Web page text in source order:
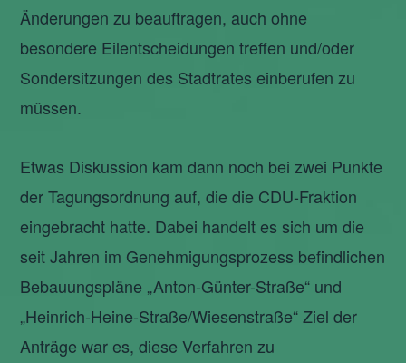
Änderungen zu beauftragen, auch ohne
besondere Eilentscheidungen treffen und/oder
Sondersitzungen des Stadtrates einberufen zu
müssen.
Etwas Diskussion kam dann noch bei zwei Punkte
der Tagungsordnung auf, die die CDU-Fraktion
eingebracht hatte. Dabei handelt es sich um die
seit Jahren im Genehmigungsprozess befindlichen
Bebauungspläne „Anton-Günter-Straße“ und
„Heinrich-Heine-Straße/Wiesenstraße“ Ziel der
Anträge war es, diese Verfahren zu